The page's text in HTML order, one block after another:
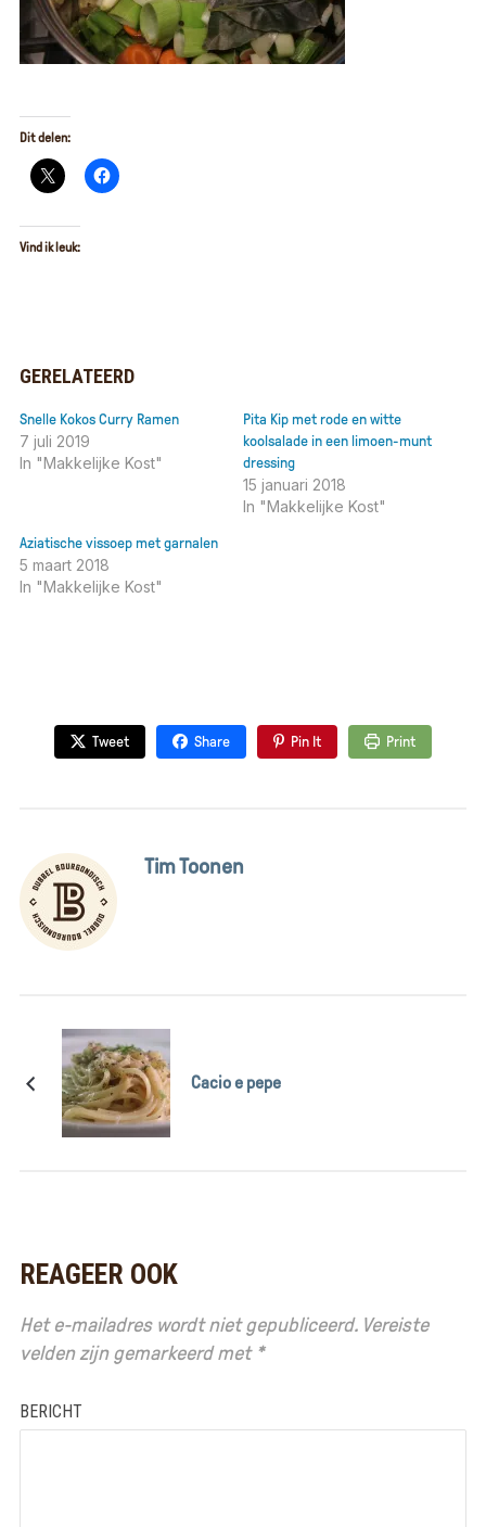
Dit delen:
Vind ik leuk:
GERELATEERD
Snelle Kokos Curry Ramen
7 juli 2019
In "Makkelijke Kost"
Pita Kip met rode en witte
koolsalade in een limoen-munt
dressing
15 januari 2018
In "Makkelijke Kost"
Aziatische vissoep met garnalen
5 maart 2018
In "Makkelijke Kost"
Tweet Share Pin It Print
Tim Toonen
Cacio e pepe
REAGEER OOK
Het e-mailadres wordt niet gepubliceerd. Vereiste
velden zijn gemarkeerd met *
BERICHT